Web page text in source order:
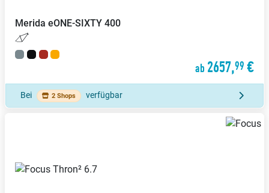
Merida eONE-SIXTY 400
ab 2657,99 €
Bei 2 Shops verfügbar